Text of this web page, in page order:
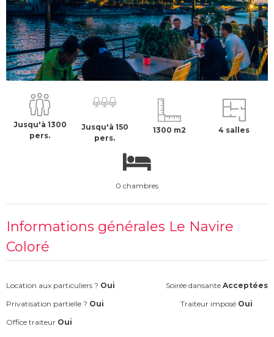
75012-Paris À partir de :
3000 €H.T
Jusqu'à 1300
pers.
Jusqu'à 150
pers.
1300 m2 4 salles
0 chambres
Informations générales Le Navire
Coloré
Location aux particuliers ? Oui Soirée dansante Acceptées
Privatisation partielle ? Oui Traiteur imposé Oui
Office traiteur Oui